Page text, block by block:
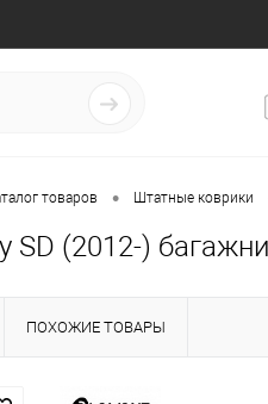
товаров • Штатные коврики
SD (2012-)
ПОХОЖИЕ ТОВАРЫ